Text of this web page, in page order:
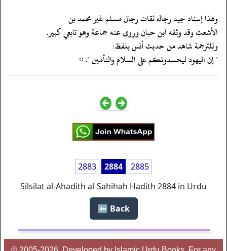
‏‏‏‏وهذا إسناد جيد رجاله ثقات رجال مسلم غير محمد بن
‏‏‏‏الأشعث وقد وثقه ابن حبان وروى عنه جماعة وهو تابعي كبير.
‏‏‏‏وللترجمة شاهد من حديث أنس بلفظ:
‏‏‏‏" إن اليهود ليحسدونكم على السلام والتأمين ". ¤
2883 2884
2885
Silsilat al-Ahadith al-Sahihah Hadith 2884 in Urdu
Back ⬅️